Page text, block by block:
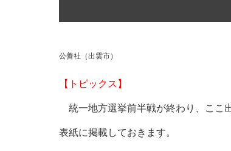
公善社（出雲市）
【トピックス】
統一地方選挙前半戦が終わり、ここ
表紙に掲載しておきます。